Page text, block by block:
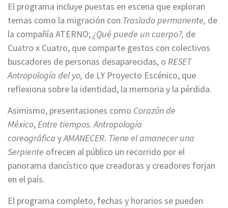
El programa incluye puestas en escena que exploran
temas como la migración con Traslado permanente, de
la compañía ATERNO;¿Qué puede un cuerpo?, de
Cuatro x Cuatro, que comparte gestos con colectivos
buscadores de personas desaparecidas, o RESET
Antropología del yo, de LY Proyecto Escénico, que
reflexiona sobre la identidad, la memoria y la pérdida.
Asimismo, presentaciones como Corazón de
México,Entre tiempos. Antropología
coreográfica yAMANECER. Tiene el amanecer una
Serpiente ofrecen al público un recorrido por el
panorama dancístico que creadoras y creadores forjan
en el país.
El programa completo, fechas y horarios se pueden